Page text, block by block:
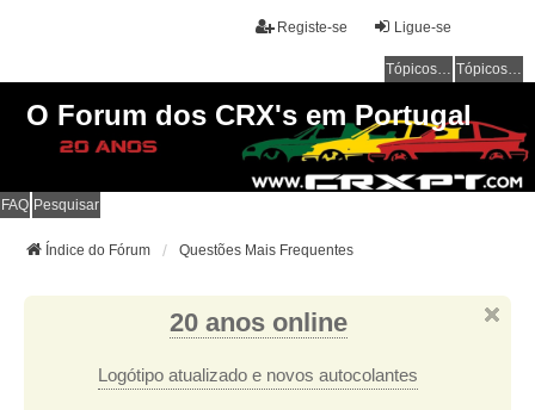
Ligue-se
Registe-se
Tópicos sem resposta Tópicos ativos
O Forum dos CRX's em Portugal
FAQ Pesquisar
Índice do Fórum Questões Mais Frequentes
20 anos online
Logótipo atualizado e novos autocolantes